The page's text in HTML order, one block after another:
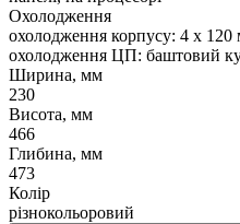
Охолодження
охолодження корпусу: 4 x
охолодження ЦП: баштовий
Ширина, мм
230
Висота, мм
466
Глибина, мм
473
Колір
різнокольоровий